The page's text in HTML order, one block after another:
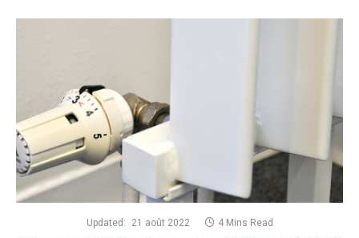
Updated: 21 août 2022 4 Mins Read